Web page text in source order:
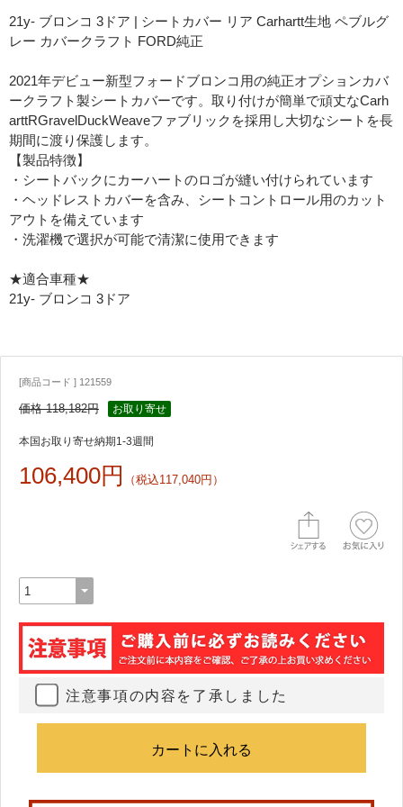
21y- ブロンコ 3ドア | シートカバー リア Carhartt生地 ペブルグ
レー カバークラフト FORD純正
2021年デビュー新型フォードブロンコ用の純正オプションカバ
ークラフト製シートカバーです。取り付けが簡単で頑丈なCarh
arttRGravelDuckWeaveファブリックを採用し大切なシートを長
期間に渡り保護します。
【製品特徴】
・シートバックにカーハートのロゴが縫い付けられています
・ヘッドレストカバーを含み、シートコントロール用のカット
アウトを備えています
・洗濯機で選択が可能で清潔に使用できます
★適合車種★
21y- ブロンコ 3ドア
[商品コード ] 121559
価格 118,182円 お取り寄せ
本国お取り寄せ納期1-3週間
106,400円 （税込117,040円）
注意事項の内容を了承しました